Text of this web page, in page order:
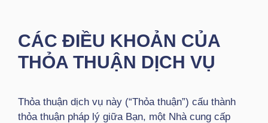
CÁC ĐIỀU KHOẢN CỦA
THỎA THUẬN DỊCH VỤ
Thỏa thuận dịch vụ này (“Thỏa thuận”) cấu thành
thỏa thuận pháp lý giữa Bạn, một Nhà cung cấp